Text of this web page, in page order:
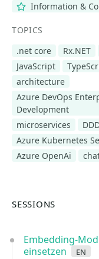
Information &
TOPICS
.net core
Rx.NET
JavaScript
architecture
Azure DevOps
Development
microservices
Azure Kubernetes
Azure OpenAi
SESSIONS
Embedding-
einsetzen
en